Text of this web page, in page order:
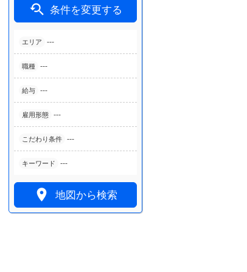
 条件を変更する
エリア ---
職種 ---
給与 ---
雇用形態 ---
こだわり条件 ---
キーワード ---
 地図から検索